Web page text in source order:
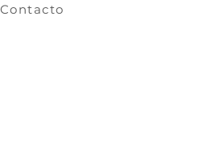
​​​​Contacto